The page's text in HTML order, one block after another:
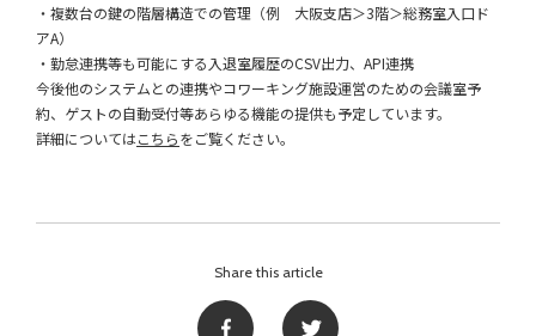
・複数台の鍵の階層構造での管理（例 大阪支店＞3階＞総務室入口ド
アA）
・勤怠連携等も可能にする入退室履歴のCSV出力、API連携
今後他のシステムとの連携やコワーキング施設運営のための会議室予
約、ゲストの自動受付等あらゆる機能の提供も予定しています。
詳細についてはこちらをご覧ください。
Share this article